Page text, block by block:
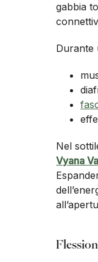
gabbia
Durante
Nel
Vyana